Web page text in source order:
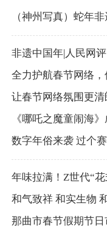
让春节网络氛围更清
数字年俗来袭 过个
那曲市春节假期节